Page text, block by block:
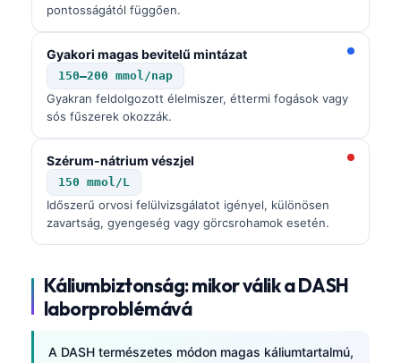
pontosságától függően.
Gyakori magas bevitelű mintázat
150–200 mmol/nap
Gyakran feldolgozott élelmiszer, éttermi fogások vagy
sós fűszerek okozzák.
Szérum-nátrium vészjel
150 mmol/L
Időszerű orvosi felülvizsgálatot igényel, különösen
zavartság, gyengeség vagy görcsrohamok esetén.
Káliumbiztonság: mikor válik a DASH
laborproblémává
A DASH természetes módon magas káliumtartalmú,